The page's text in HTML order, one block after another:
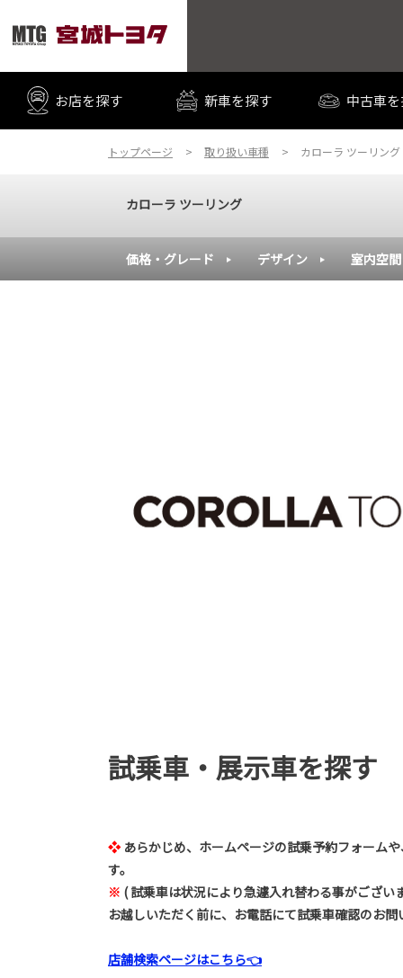
お店を探す 新車を探す 中古車
トップページ 取り扱い車種 カローラ ツーリング
カローラ ツーリング
価格・グレード デザイン 室内空間
試乗車・展示車を探す
❖ あらかじめ、ホームページの試乗予約フォーム
す。
※ (試乗車は状況により急遽入れ替わる事がござ
お越しいただく前に、お電話にて試乗車確認のお
店舗検索ページはこちら👈